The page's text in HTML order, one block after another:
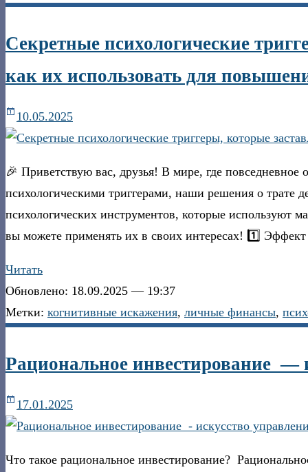
Секретные психологические
как их использовать для
10.05.2025
🎉 Приветствую вас, друзья! В мире, где
психологическими триггерами, наши решения о трате
психологических инструментов, которые используют
вы можете применять их в своих интересах! 1️⃣
Читать
Обновлено: 18.09.2025 — 19:37
Метки: когнитивные искажения, личные финансы,
Рациональное инвестирование —
17.01.2025
Что такое рациональное инвестирование?